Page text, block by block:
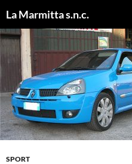
La Marmitta s.n.c.
AL
CONTENUTO
SPORT